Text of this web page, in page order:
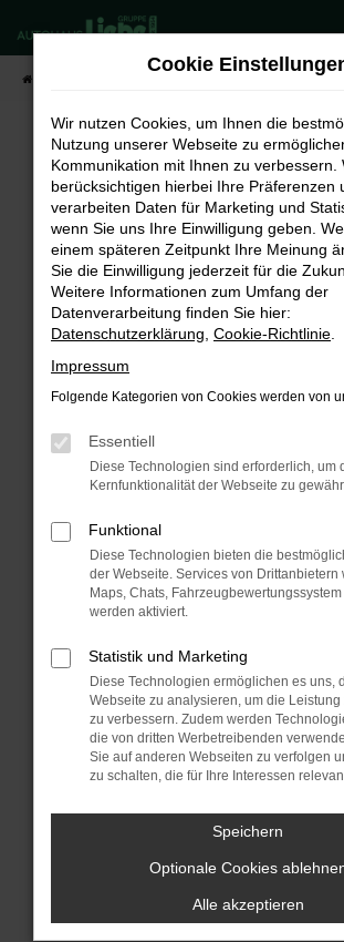
Zum
Hauptinhalt
springen
Lagerwagen-
Fehler: Network Error
Beim Laden ist ein Fehler aufgetreten.
Hier sind ein paar Tipps, die dir
Überprüfe deine Firewall und
Internetverbindung.
Laden andere Webseiten, zum
Suchmaschine?
Prüfe deine
können das Laden bestimmter
verhindern. Funktioniert die Seite
anderen Browser oder in einem
Starte dein Gerät neu.
Das kann manchmal helfen,
Probleme zu beheben.
Betriebssystem auf dem
sind.
Veraltete Software birgt nicht nur
Sicherheitsrisiko, sondern kann
führen, dass bestimmte
unterstützt werden.
Wenn du alle oben genannten
versuchen, das Problem zu
uns diesen Text schicken, um uns
Fehlersuche zu unterstützen:
Cookie
Wir nutzen Cookies, um Ihnen die
Nutzung unserer Webseite zu
Kommunikation mit Ihnen zu verbessern.
berücksichtigen hierbei Ihre Präferenzen
verarbeiten Daten für Marketing und
wenn Sie uns Ihre Einwilligung geben.
einem späteren Zeitpunkt Ihre Meinung
Sie die Einwilligung jederzeit für die
Weitere Informationen zum Umfang der
Datenverarbeitung finden Sie hier:
Datenschutzerklärung Cookie-Richtlinie
Impressum
Folgende Kategorien von Cookies werden von
Essentiell
Diese Technologien sind erforderlich, um
Kernfunktionalität der Webseite zu
Funktional
Diese Technologien bieten die
der Webseite. Services von Drittanbietern
Maps, Chats,
werden aktiviert.
Statistik und Marketing
Diese Technologien ermöglichen es uns,
Webseite zu analysieren, um die Leistung
zu verbessern. Zudem werden
die von dritten Werbetreibenden
Sie auf anderen Webseiten zu verfolgen
zu schalten, die für Ihre Interessen
Speichern
Optionale Cookies
Alle akzeptieren